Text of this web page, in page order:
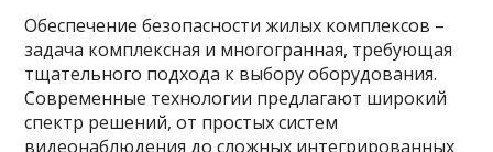
Обеспечение безопасности жилых комплексов –
задача комплексная и многогранная, требующая
тщательного подхода к выбору оборудования.
Современные технологии предлагают широкий
спектр решений, от простых систем
видеонаблюдения до сложных интегрированных